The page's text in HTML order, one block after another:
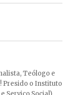
Teólogo e
Presido o Instituto